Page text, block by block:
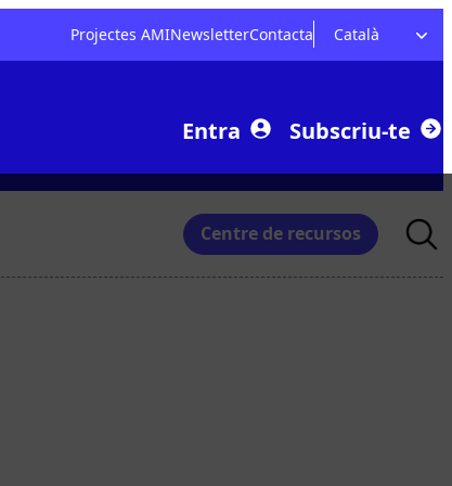
Projectes AMINewsletterContacta Català
Entra Subscriu-te
Centre de recursos
for: